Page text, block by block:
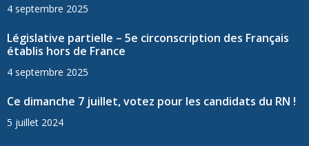
4 septembre 2025
Législative partielle – 5e circonscription des Français
établis hors de France
4 septembre 2025
Ce dimanche 7 juillet, votez pour les candidats du RN !
5 juillet 2024